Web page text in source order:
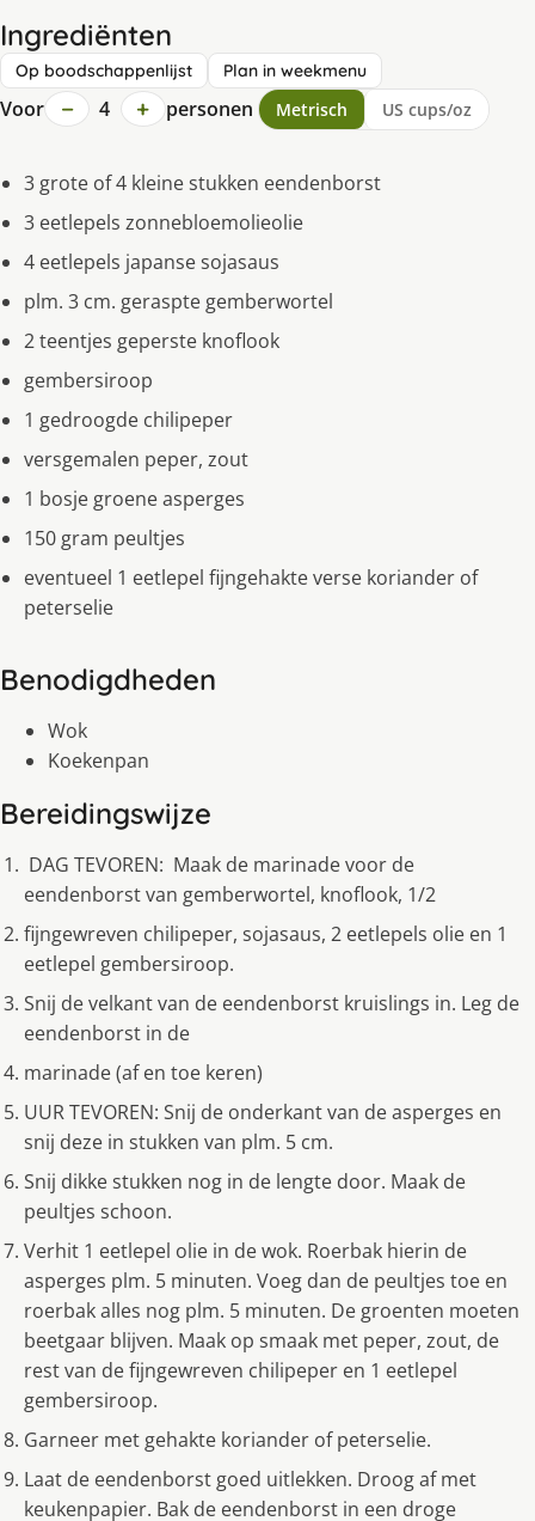
Ingrediënten
Op boodschappenlijst Plan in weekmenu
Voor − 4 + personen Metrisch US cups/oz
3 grote of 4 kleine stukken eendenborst
3 eetlepels zonnebloemolieolie
4 eetlepels japanse sojasaus
plm. 3 cm. geraspte gemberwortel
2 teentjes geperste knoflook
gembersiroop
1 gedroogde chilipeper
versgemalen peper, zout
1 bosje groene asperges
150 gram peultjes
eventueel 1 eetlepel fijngehakte verse koriander of
peterselie
Benodigdheden
Wok
Koekenpan
Bereidingswijze
DAG TEVOREN: Maak de marinade voor de
eendenborst van gemberwortel, knoflook, 1/2
fijngewreven chilipeper, sojasaus, 2 eetlepels olie en 1
eetlepel gembersiroop.
Snij de velkant van de eendenborst kruislings in. Leg de
eendenborst in de
marinade (af en toe keren)
UUR TEVOREN: Snij de onderkant van de asperges en
snij deze in stukken van plm. 5 cm.
Snij dikke stukken nog in de lengte door. Maak de
peultjes schoon.
Verhit 1 eetlepel olie in de wok. Roerbak hierin de
asperges plm. 5 minuten. Voeg dan de peultjes toe en
roerbak alles nog plm. 5 minuten. De groenten moeten
beetgaar blijven. Maak op smaak met peper, zout, de
rest van de fijngewreven chilipeper en 1 eetlepel
gembersiroop.
Garneer met gehakte koriander of peterselie.
Laat de eendenborst goed uitlekken. Droog af met
keukenpapier. Bak de eendenborst in een droge